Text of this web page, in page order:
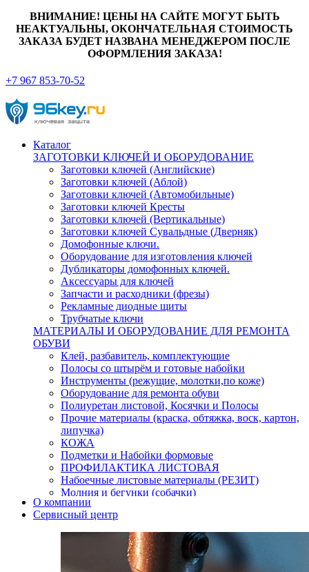
ВНИМАНИЕ! ЦЕНЫ НА САЙТЕ МОГУТ БЫТЬ
НЕАКТУАЛЬНЫ, ОКОНЧАТЕЛЬНАЯ СТОИМОСТЬ
ЗАКАЗА БУДЕТ НАЗВАНА МЕНЕДЖЕРОМ ПОСЛЕ
ОФОРМЛЕНИЯ ЗАКАЗА!
+7 967 853-70-52
Каталог
ЗАГОТОВКИ КЛЮЧЕЙ И ОБОРУДОВАНИЕ
Заготовки ключей (Английские)
Заготовки ключей (Аблой)
Заготовки ключей (Автомобильные)
Заготовки ключей Кресты
Заготовки ключей (Вертикальные)
Заготовки ключей Сувальдные (Дверняк)
Домофонные ключи.
Оборудование для изготовления ключей
Дубликаторы домофонных ключей.
Аксессуары для ключей
Запчасти и расходники (фрезы)
Рекламные диодные щиты
Трубчатые ключи
МАТЕРИАЛЫ И ОБОРУДОВАНИЕ ДЛЯ РЕМОНТА
ОБУВИ
Клей, разбавитель, комплектующие
Полосы со штырём и готовые набойки
Инструменты (режущие, молотки,по коже)
Оборудование для ремонта обуви
Полиуретан листовой, Косячки и Полосы
Прочие материалы (краска, обтяжка, воск, картон,
липучка)
КОЖА
Подметки и Набойки формовые
ПРОФИЛАКТИКА ЛИСТОВАЯ
Набоечные листовые материалы (РЕЗИТ)
Молния и бегунки (собачки)
Нитки,иглы-шило,крючки.
Уход и косметика для обуви
Кнопки (магнитые,кобурные)
Пряжки для ремня
О компании
Сервисный центр